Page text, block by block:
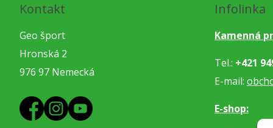
Kontakt
Geo šport
Hronská 2
976 97 Nemecká
Infolinka
Kamenná
Tel.: +421
E-mail:
E-shop: